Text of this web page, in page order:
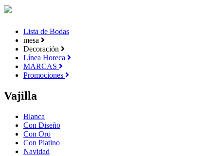
Lista de Bodas
mesa
Decoración
Línea Horeca
MARCAS
Promociones
Vajilla
Blanca
Con Diseño
Con Oro
Con Platino
Navidad